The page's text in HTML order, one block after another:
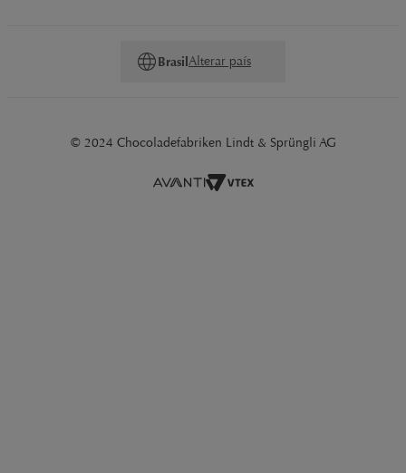
BrasilAlterar país
© 2024 Chocoladefabriken Lindt & Sprüngli AG